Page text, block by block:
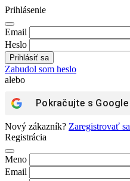
Prihlásenie
Email
Heslo
Zabudol som heslo
alebo
Pokračujte s Google
Nový zákazník? Zaregistrovať sa
Registrácia
Meno
Email